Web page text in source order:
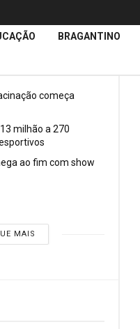
começa
milhão a 270
ao fim com show
MAIS
BRAGANTINO